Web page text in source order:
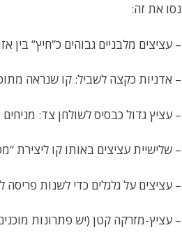
נסו את זה:
– עציצים מלבניים גבוהים כ”חיץ” בין
– אדניות כקצה לשביל: קו שנראה
– עציץ גדול כבסיס לשולחן צד:
– שלישיית עציצים באותו קו ליצירת
– עציצים על גלגלים כדי לשנות פריסה
– עציץ-מזרקה קטן (יש פתרונות